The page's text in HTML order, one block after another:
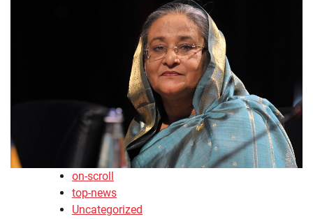
on-scroll
top-news
Uncategorized